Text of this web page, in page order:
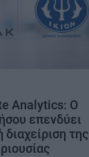
Analytics: Ο
επενδύει
της